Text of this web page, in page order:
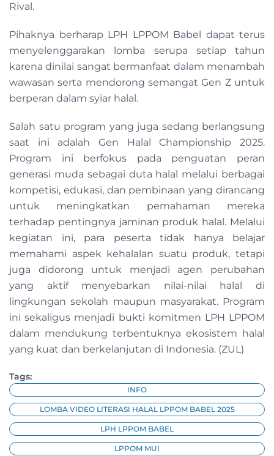
Rival.
Pihaknya berharap LPH LPPOM Babel dapat terus
menyelenggarakan lomba serupa setiap tahun
karena dinilai sangat bermanfaat dalam menambah
wawasan serta mendorong semangat Gen Z untuk
berperan dalam syiar halal.
Salah satu program yang juga sedang berlangsung
saat ini adalah Gen Halal Championship 2025.
Program ini berfokus pada penguatan peran
generasi muda sebagai duta halal melalui berbagai
kompetisi, edukasi, dan pembinaan yang dirancang
untuk meningkatkan pemahaman mereka
terhadap pentingnya jaminan produk halal. Melalui
kegiatan ini, para peserta tidak hanya belajar
memahami aspek kehalalan suatu produk, tetapi
juga didorong untuk menjadi agen perubahan
yang aktif menyebarkan nilai-nilai halal di
lingkungan sekolah maupun masyarakat. Program
ini sekaligus menjadi bukti komitmen LPH LPPOM
dalam mendukung terbentuknya ekosistem halal
yang kuat dan berkelanjutan di Indonesia. (ZUL)
Tags:
INFO
LOMBA VIDEO LITERASI HALAL LPPOM BABEL 2025
LPH LPPOM BABEL
LPPOM MUI